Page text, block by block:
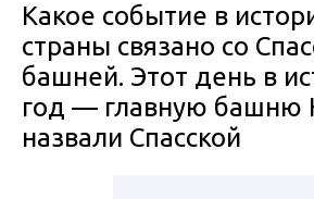
Какое событие в
страны связано со
башней. Этот день в
год — главную башню
назвали Спасской